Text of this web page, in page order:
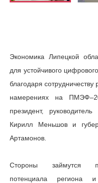
Экономика Липецкой
для устойчивого
благодаря
намерениях на
президент,
Кирилл Меньшов и
Артамонов.
Стороны займутся
потенциала региона